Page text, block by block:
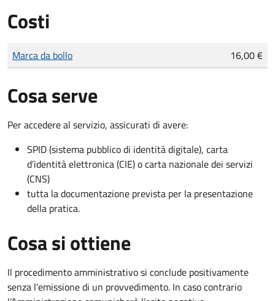
Costi
Tipo di pagamento
Importo
Marca da bollo 16,00 €
Cosa serve
Per accedere al servizio, assicurati di avere:
SPID (sistema pubblico di identità digitale), carta
d’identità elettronica (CIE) o carta nazionale dei servizi
(CNS)
tutta la documentazione prevista per la presentazione
della pratica.
Cosa si ottiene
Il procedimento amministrativo si conclude positivamente
senza l’emissione di un provvedimento. In caso contrario